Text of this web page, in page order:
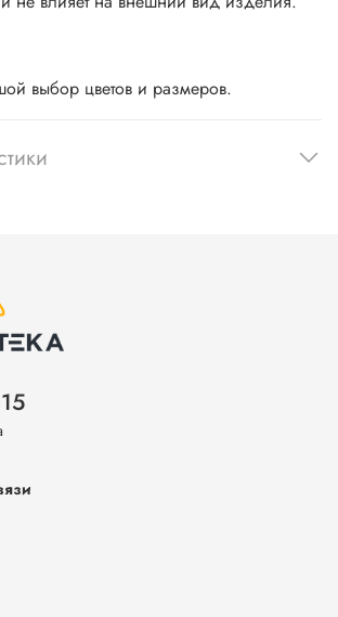
выбор цветов и размеров.